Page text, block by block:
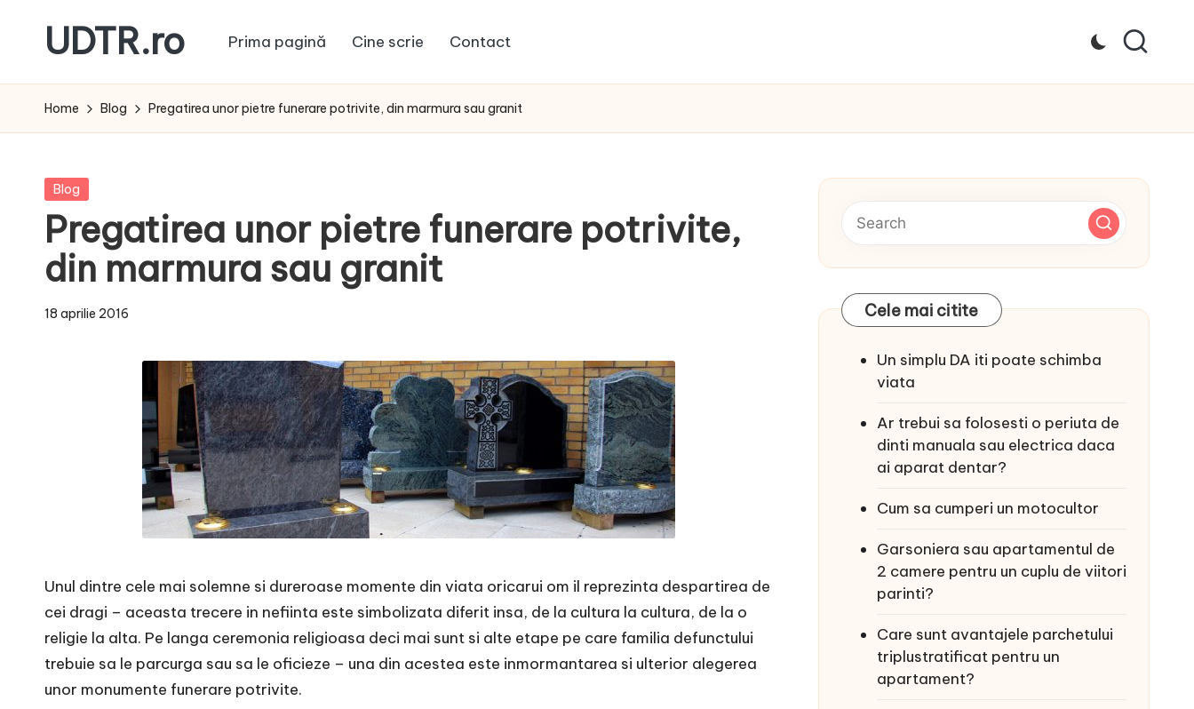
content
UDTR.ro
dorul
te
Prima pagină Cine scrie Contact
Home Blog Pregatirea unor pietre funerare potrivite, din marmura sau granit
Posted
Blog
Pregatirea unor pietre funerare potrivite,
din marmura sau granit
18 aprilie 2016
Unul dintre cele mai solemne si dureroase momente din viata oricarui om il reprezinta despartirea de
cei dragi – aceasta trecere in nefiinta este simbolizata diferit insa, de la cultura la cultura, de la o
religie la alta. Pe langa ceremonia religioasa deci mai sunt si alte etape pe care familia defunctului
trebuie sa le parcurga sau sa le oficieze – una din acestea este inmormantarea si ulterior alegerea
unor monumente funerare potrivite.
Cele mai citite
Un simplu DA iti poate schimba
viata
Ar trebui sa folosesti o periuta de
dinti manuala sau electrica daca
ai aparat dentar?
Cum sa cumperi un motocultor
Garsoniera sau apartamentul de
2 camere pentru un cuplu de viitori
parinti?
Care sunt avantajele parchetului
triplustratificat pentru un
apartament?